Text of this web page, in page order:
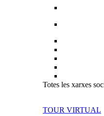
Totes les xarxes
TOUR VIRTUAL